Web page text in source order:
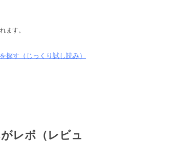
ます。
探す（じっくり試し読み）
レポ（レビュ